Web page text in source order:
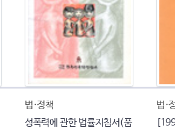
법·정책
성폭력에 관한 법률지침서(품
법·